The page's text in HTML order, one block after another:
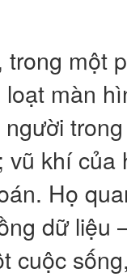
một
màn
vũ khí
Họ
dữ liệu
cuộc